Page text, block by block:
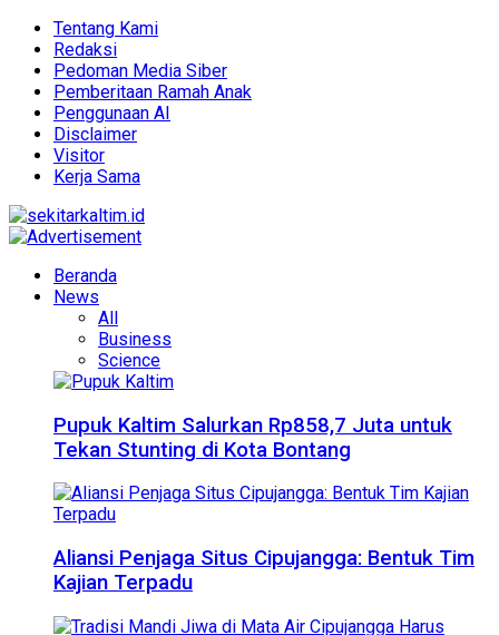
Tentang Kami
Redaksi
Pedoman Media Siber
Pemberitaan Ramah Anak
Penggunaan AI
Disclaimer
Visitor
Kerja Sama
Beranda
News
All
Business
Science
Pupuk Kaltim Salurkan Rp858,7 Juta untuk
Tekan Stunting di Kota Bontang
Aliansi Penjaga Situs Cipujangga: Bentuk Tim
Kajian Terpadu